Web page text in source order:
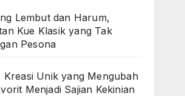
Lembut dan Harum,
Kue Klasik yang Tak
Pesona
Kreasi Unik yang Mengubah
Menjadi Sajian Kekinian